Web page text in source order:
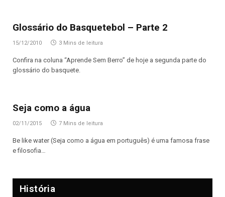
Glossário do Basquetebol – Parte 2
15/12/2010 3 Mins de leitura
Confira na coluna “Aprende Sem Berro” de hoje a segunda parte do
glossário do basquete.
Seja como a água
02/11/2015 7 Mins de leitura
Be like water (Seja como a água em português) é uma famosa frase
e filosofia…
História